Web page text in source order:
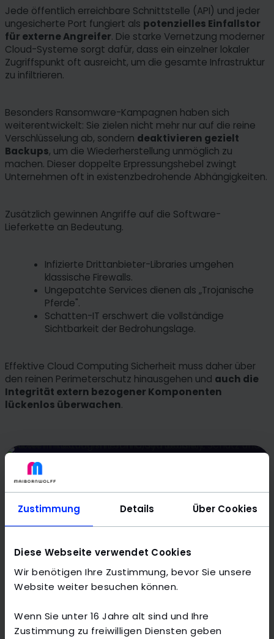
Zustimmung Details Über Cookies
Diese Webseite verwendet Cookies
Wir benötigen Ihre Zustimmung, bevor Sie unsere
Website weiter besuchen können.
Wenn Sie unter 16 Jahre alt sind und Ihre
Zustimmung zu freiwilligen Diensten geben
Jede öffentlich erreichbare Schnittstelle (API) und jeder
ungesicherte Port fungiert als potenzielles Einfallstor
für externe Angreifer. Die starke Vernetzung moderner
Cloud-Systeme sorgt dafür, dass ein einzelner lokaler
Zugriffspunkt oft ausreicht, um die gesamte Infrastruktur
zu infiltrieren.
Besonders Ransomware-Kampagnen haben sich
weiterentwickelt: Sie zielen nicht mehr nur auf die reine
Verschlüsselung ab, sondern deaktivieren gezielt
Backups, um die Wiederherstellung unmöglich zu
machen. Dieser doppelte Erpressungshebel zwingt
Unternehmen oft in existenzbedrohende Abhängigkeiten.
Zusätzlich gewinnen Angriffe auf die Software-
Lieferkette an Bedeutung.
Infizierte Drittanbieter-Libraries umgehen
klassische Firewalls.
Ungepatchte Services dienen als „Trojanische
Pferde".
Schatten-IT erschwert die vollständige
Sichtbarkeit der Bedrohungslage.
Effektive Cloud Computing Sicherheit muss daher über
den reinen Perimeterschutz hinausgehen und auch die
Integrität extern bezogener Komponenten
lückenlos überwachen.
Setzen Sie an, bevor etwas
passiert
gezielten Abwehr von Bedrohungen
MaibornWolff Ihre gesamte IT-Infrastruktur ab –
heute und in der Zukunft.
ZUR IT-SICHERHEIT BERATUNG